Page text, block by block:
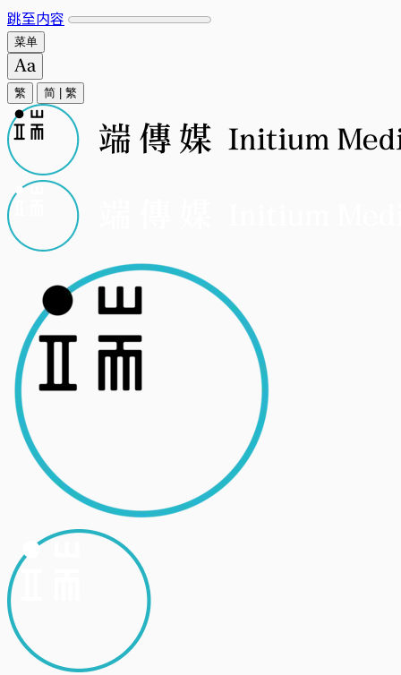
跳至内容
菜单
繁 简 繁